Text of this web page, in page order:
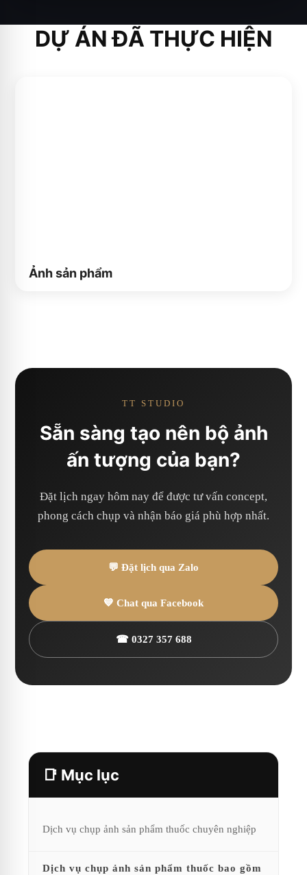
DỰ ÁN ĐÃ THỰC HIỆN
Ảnh sản phẩm
TT STUDIO
Sẵn sàng tạo nên bộ ảnh
ấn tượng của bạn?
Đặt lịch ngay hôm nay để được tư vấn concept,
phong cách chụp và nhận báo giá phù hợp nhất.
💬 Đặt lịch qua Zalo
💙 Chat qua Facebook
☎ 0327 357 688
📑 Mục lục
Dịch vụ chụp ảnh sản phẩm thuốc chuyên nghiệp
Dịch vụ chụp ảnh sản phẩm thuốc bao gồm